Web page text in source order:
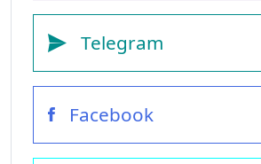
Telegram
Facebook